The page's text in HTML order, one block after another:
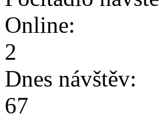
Online:
2
Dnes návštěv:
67